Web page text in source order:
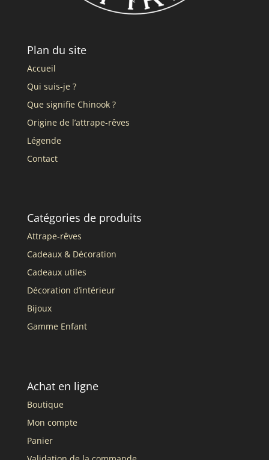
Plan du site
Accueil
Qui suis-je ?
Que signifie Chinook ?
Origine de l’attrape-rêves
Légende
Contact
Catégories de produits
Attrape-rêves
Cadeaux & Décoration
Cadeaux utiles
Décoration d’intérieur
Bijoux
Gamme Enfant
Achat en ligne
Boutique
Mon compte
Panier